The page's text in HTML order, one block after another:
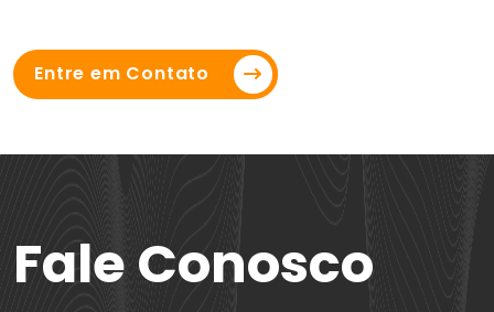
Entre em Contato
Fale Conosco